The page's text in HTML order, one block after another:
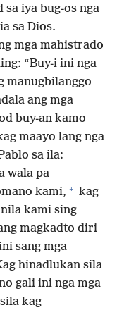
sa iya bug-os nga
sa Dios.
mga mahistrado
“Buy-i ini nga
manugbilanggo
ang mga
buy-an kamo
maayo lang nga
sa ila:
wala pa
kami, + kag
kami sing
magkadto diri
sang mga
hinadlukan sila
gali ini nga mga
kag